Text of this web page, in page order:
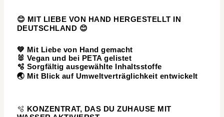
😊 MIT LIEBE VON HAND HERGESTELLT IN
DEUTSCHLAND 😊
💚 Mit Liebe von Hand gemacht
🐰 Vegan und bei PETA gelistet
🫧 Sorgfältig ausgewählte Inhaltsstoffe
🌏 Mit Blick auf Umweltverträglichkeit entwickelt
🫧 KONZENTRAT, DAS DU ZUHAUSE MIT